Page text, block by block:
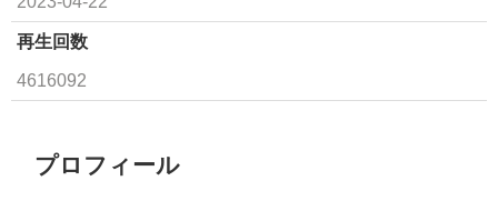
再生回数
4616092
プロフィール